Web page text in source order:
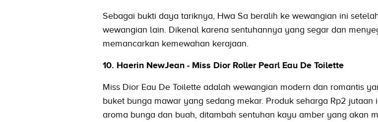
Sebagai bukti daya tariknya, Hwa Sa beralih ke wewangian ini
wewangian lain. Dikenal karena sentuhannya yang segar dan
memancarkan kemewahan kerajaan.
10. Haerin NewJean - Miss Dior Roller Pearl Eau De Toilette
Miss Dior Eau De Toilette adalah wewangian modern dan romantis
buket bunga mawar yang sedang mekar. Produk seharga Rp2 jutaan
aroma bunga dan buah, ditambah sentuhan kayu amber yang akan